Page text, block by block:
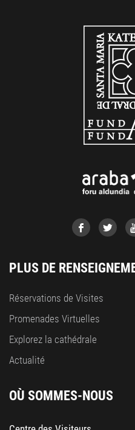
PLUS DE
Réservations de Visites
Promenades Virtuelles
Explorez la cathédrale
Actualité
OÙ SOMMES-NOUS